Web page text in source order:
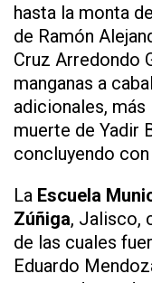
hasta la monta
de Ramón
Cruz Arredondo
manganas a
adicionales,
muerte de Yadir
concluyendo con
La Escuela
Zúñiga, Jalisco,
de las cuales
Eduardo